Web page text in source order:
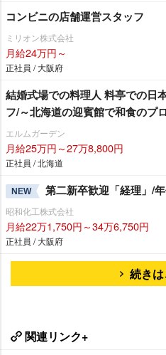
コンビニの店舗運営スタッフ
ミリオン株式会社
月給24万円～
正社員 / 大阪府
結婚式場での料理人 料亭での日
フ/～北海道の迎賓館で和食のプ
エルムガーデン
月給25万円～27万8,800円
正社員 / 北海道
NEW 第二新卒歓迎「経理」/
昭和化工株式会社
月給22万1,750円～34万6,750円
正社員 / 大阪府
続き
関連リンク+